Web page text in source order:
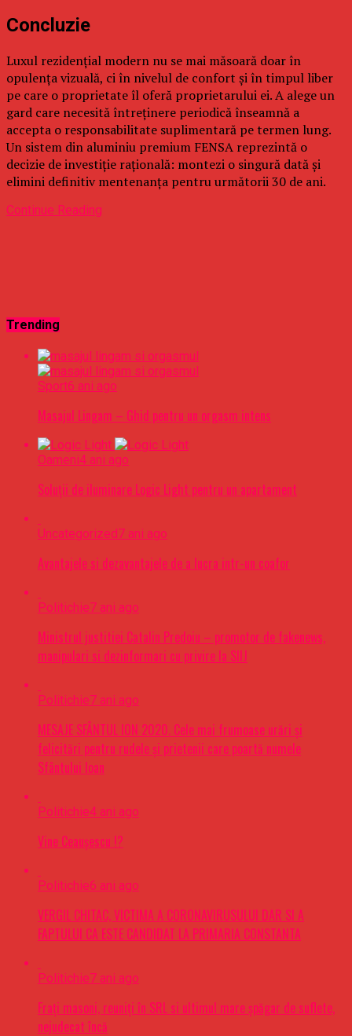
Concluzie
Luxul rezidențial modern nu se mai măsoară doar în
opulența vizuală, ci în nivelul de confort și în timpul liber
pe care o proprietate îl oferă proprietarului ei. A alege un
gard care necesită întreținere periodică înseamnă a
accepta o responsabilitate suplimentară pe termen lung.
Un sistem din aluminiu premium FENSA reprezintă o
decizie de investiție rațională: montezi o singură dată și
elimini definitiv mentenanța pentru următorii 30 de ani.
Continue Reading
Trending
Sport6 ani ago
Masajul Lingam – Ghid pentru un orgasm intens
Oameni4 ani ago
Soluții de iluminare Logic Light pentru un apartament
Uncategorized7 ani ago
Avantajele si dezavantajele de a lucra intr-un coafor
Politichie7 ani ago
Ministrul justitiei Catalin Predoiu – promotor de fakenews,
manipulari si dezinformari cu privire la SIIJ
Politichie7 ani ago
MESAJE SFÂNTUL ION 2020. Cele mai frumoase urări şi
felicitări pentru rudele şi prietenii care poartă numele
Sfântului Ioan
Politichie4 ani ago
Vine Ceaușescu !?
Politichie6 ani ago
VERGIL CHITAC, VICTIMA A CORONAVIRUSULUI DAR SI A
FAPTULUI CA ESTE CANDIDAT LA PRIMARIA CONSTANTA
Politichie7 ani ago
Frați masoni, reuniți în SRL si ultimul mare șpăgar de suflete,
nejudecat încă